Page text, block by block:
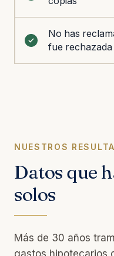
No has
fue rechazada
NUESTROS
Datos que
solos
Más de 30 años
gastos hipotecarios